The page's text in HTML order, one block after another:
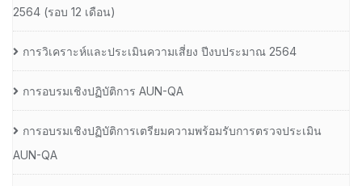
2564 (รอบ 12 เดือน)
การวิเคราะห์และประเมินความเสี่ยง ปีงบประมาณ 2564
การอบรมเชิงปฏิบัติการ AUN-QA
การอบรมเชิงปฏิบัติการเตรียมความพร้อมรับการตรวจประเมิน
AUN-QA